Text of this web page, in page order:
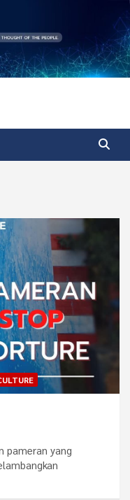
pameran yang